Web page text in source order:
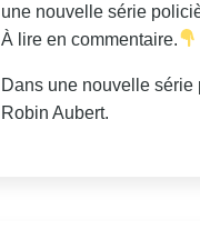
une nouvelle série
À lire en commentaire.
Dans une nouvelle
Robin Aubert.